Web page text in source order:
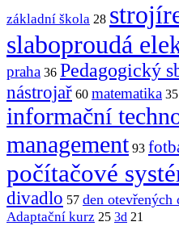
základní škola 28
slaboproudá
praha 36 Pedagogický
nástrojař 60 matematika 35
informační
management 93
počítačové
divadlo 57 den otevřených
Adaptační kurz 25 3d 21